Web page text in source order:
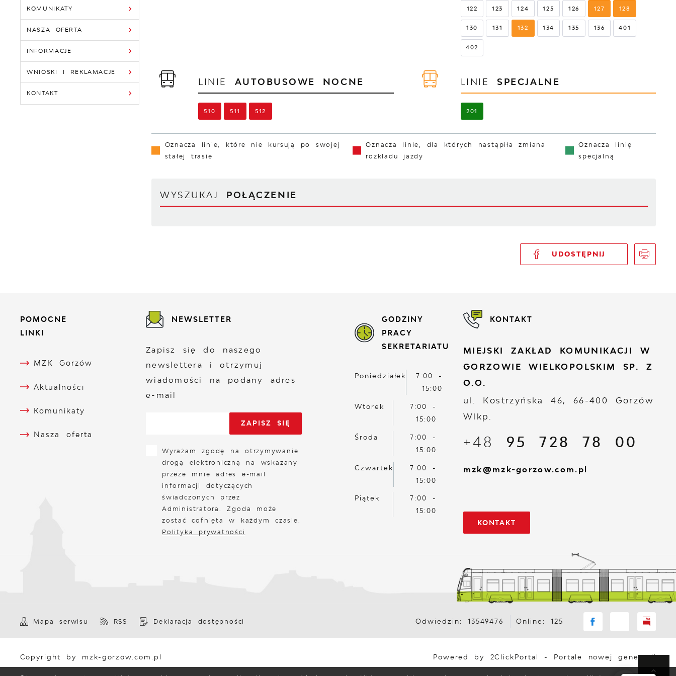
KOMUNIKATY
NASZA OFERTA
INFORMACJE
WNIOSKI I REKLAMACJE
KONTAKT
122 123 124 125 126 127 128
130 131 132 134 135 136 401
402
LINIE AUTOBUSOWE NOCNE
510 511 512
LINIESPECJALNE
201
Oznacza linie, które nie kursują po swojej
stałej trasie
Oznacza linie, dla których nastąpiła zmiana
rozkładu jazdy
Oznacza linię
specjalną
WYSZUKAJ POŁĄCZENIE
UDOSTĘPNIJ
POMOCNE
LINKI
MZK Gorzów
Aktualności
Komunikaty
Nasza oferta
NEWSLETTER
Zapisz się do naszego
newslettera i otrzymuj
wiadomości na podany adres
e-mail
Wyrażam zgodę na otrzymywanie
drogą elektroniczną na wskazany
przeze mnie adres e-mail
informacji dotyczących
świadczonych przez
Administratora. Zgoda może
zostać cofnięta w każdym czasie.
Polityka prywatności
GODZINY
PRACY
SEKRETARIATU
Poniedziałek
7:00 -
15:00
Wtorek
7:00 -
15:00
Środa
7:00 -
15:00
Czwartek
7:00 -
15:00
Piątek
7:00 -
15:00
KONTAKT
MIEJSKI ZAKŁAD KOMUNIKACJI W
GORZOWIE WIELKOPOLSKIM SP. Z
O.O.
ul. Kostrzyńska 46, 66-400 Gorzów
Wlkp.
+48 95 728 78 00
mzk@mzk-gorzow.com.pl
KONTAKT
Mapa serwisu RSS Deklaracja dostępności Odwiedzin: 13549476 Online: 125
Copyright by mzk-gorzow.com.pl Powered by 2ClickPortal - Portale nowej generacji